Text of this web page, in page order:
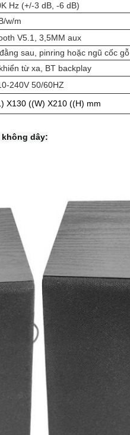
Hz (+/-3 dB, -6 dB)
w/m
V5.1, 3,5MM aux
sau, pinring hoặc ngũ cốc gỗ
từ xa, BT backplay
240V 50/60HZ
X130 ((W) X210 ((H) mm
không dây: